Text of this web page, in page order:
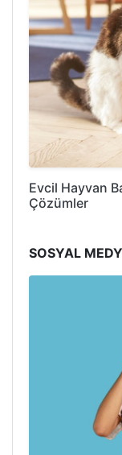
Evcil Hayvan
Çözümler
SOSYAL